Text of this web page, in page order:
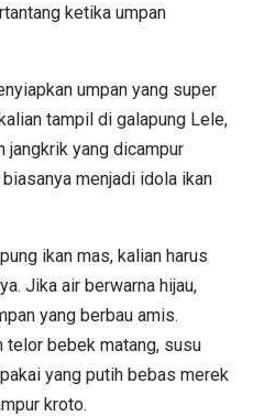
ketika umpan
umpan yang super
tampil di galapung Lele,
jangkrik yang dicampur
menjadi idola ikan
ikan mas, kalian harus
Jika air berwarna hijau,
yang berbau amis.
telor bebek matang, susu
yang putih bebas merek
kroto.